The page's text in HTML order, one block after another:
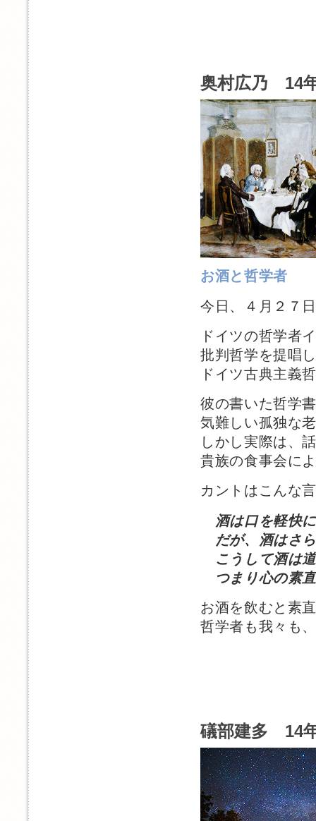
奥村広乃 14
お酒と哲学者
今日、４月２７
ドイツの哲学者
批判哲学を提唱
ドイツ古典主義
彼の書いた哲学
気難しい孤独な
しかし実際は、
貴族の食事会に
カントはこんな
酒は口を軽快
だが、酒はさ
こうして酒は
つまり心の素
お酒を飲むと素
哲学者も我々も
礒部建多 14